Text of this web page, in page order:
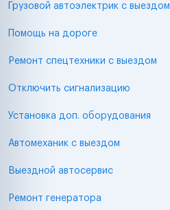
Грузовой автоэлектрик с выездом
Помощь на дороге
Ремонт спецтехники с выездом
Отключить сигнализацию
Установка доп. оборудования
Автомеханик с выездом
Выездной автосервис
Ремонт генератора